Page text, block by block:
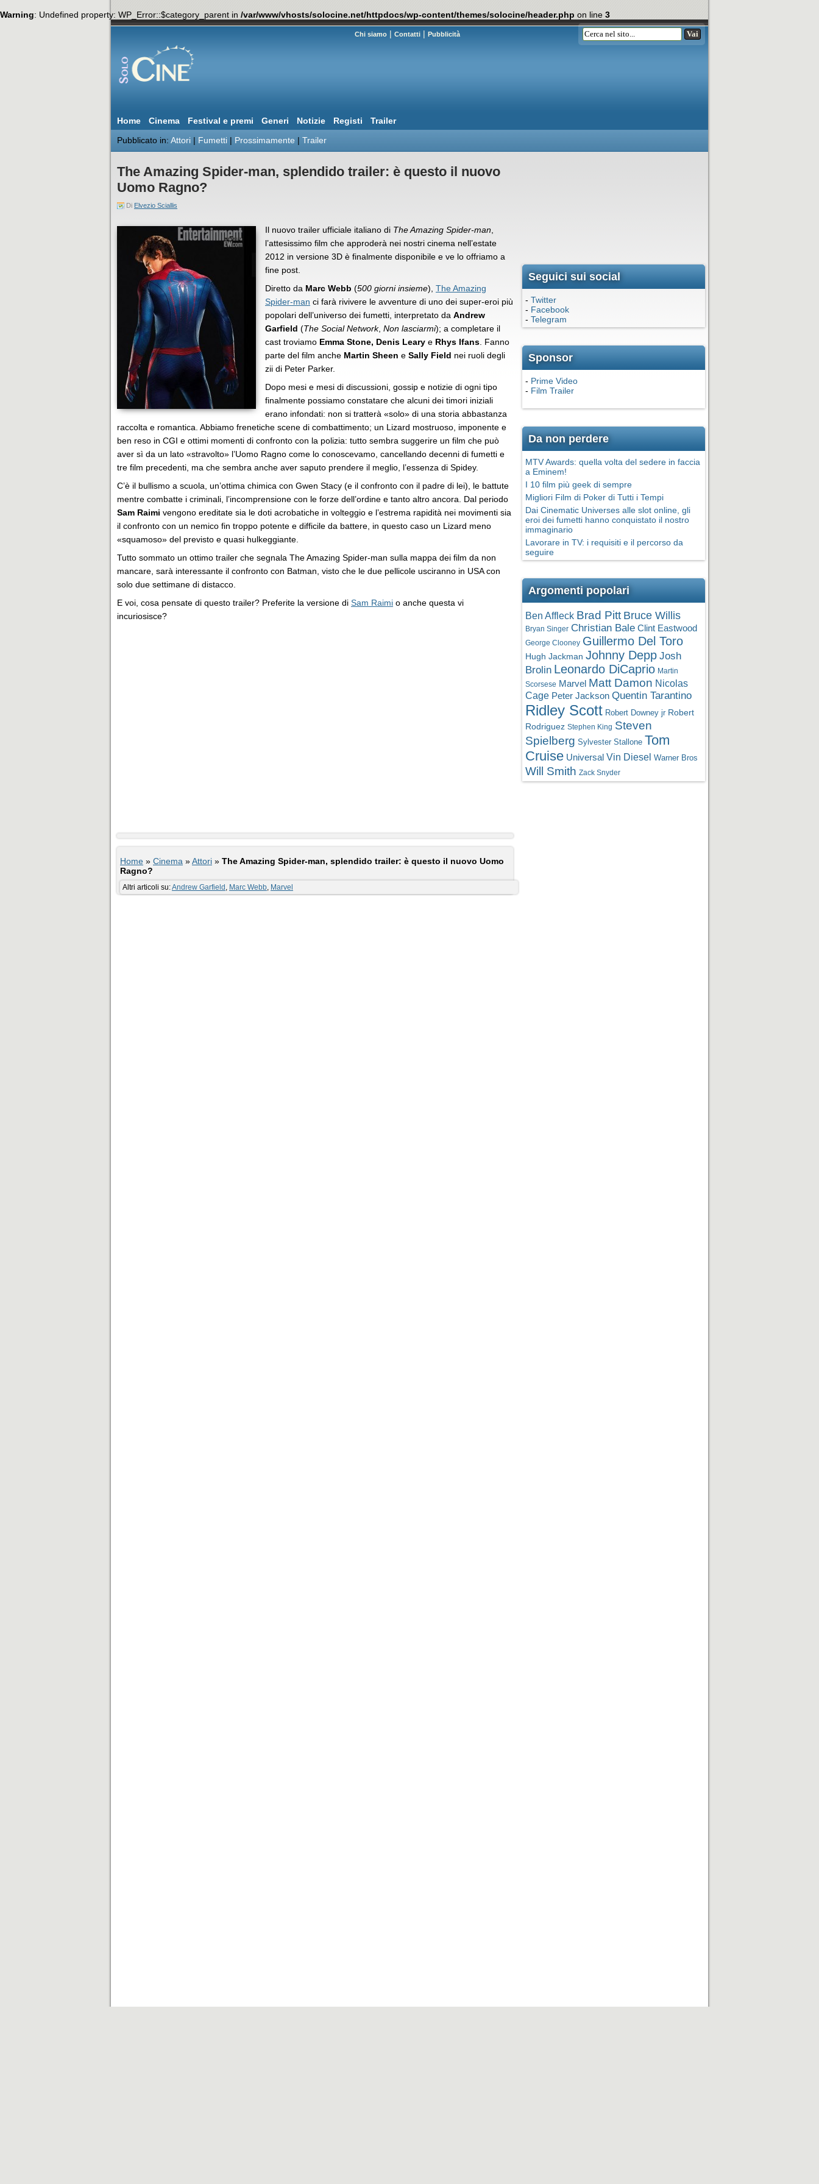
Warning: Undefined property: WP_Error::$category_parent in /var/www/vhosts/solocine.net/httpdocs/wp-content/themes/solocine/header.php on line 3
Chi siamo | Contatti | Pubblicità
Home Cinema Festival e premi Generi Notizie Registi
Trailer
Pubblicato in: Attori | Fumetti | Prossimamente | Trailer
The Amazing Spider-man, splendido trailer: è questo il nuovo
Uomo Ragno?
Di Elvezio Sciallis
Il nuovo trailer ufficiale italiano di The Amazing Spider-man
l’attesissimo film che approderà nei nostri cinema nell’estate
2012 in versione 3D è finalmente disponibile e ve lo offriamo a
fine post.
Diretto da Marc Webb (500 giorni insieme), The Amazing
Spider-man ci farà rivivere le avventure di uno dei super-eroi più
popolari dell’universo dei fumetti, interpretato da Andrew
Garfield (The Social Network, Non lasciarmi); a completare il
cast troviamo Emma Stone, Denis Leary e Rhys Ifans . Fanno
parte del film anche Martin Sheen e Sally Field nei ruoli degli
zii di Peter Parker.
Dopo mesi e mesi di discussioni, gossip e notizie di ogni tipo
finalmente possiamo constatare che alcuni dei timori iniziali
erano infondati: non si tratterà «solo» di una storia abbastanza
raccolta e romantica. Abbiamo frenetiche scene di combattimento; un Lizard mostruoso, imponente e
ben reso in CGI e ottimi momenti di confronto con la polizia: tutto sembra suggerire un film che può
aver sì da un lato «stravolto» l’Uomo Ragno come lo conoscevamo, cancellando decenni di fumetti e
tre film precedenti, ma che sembra anche aver saputo prendere il meglio, l’essenza di Spidey.
C’è il bullismo a scuola, un’ottima chimica con Gwen Stacy (e il confronto con il padre di lei), le battute
mentre combatte i criminali, l’incomprensione con le forze dell’ordine e tanto altro ancora. Dal periodo
Sam Raimi vengono ereditate sia le doti acrobatiche in volteggio e l’estrema rapidità nei movimenti sia
il confronto con un nemico fin troppo potente e difficile da battere, in questo caso un Lizard meno
«squamoso» del previsto e quasi hulkeggiante.
Tutto sommato un ottimo trailer che segnala The Amazing Spider-man sulla mappa dei film da non
mancare, sarà interessante il confronto con Batman, visto che le due pellicole usciranno in USA con
solo due settimane di distacco.
E voi, cosa pensate di questo trailer? Preferite la versione di Sam Raimi o anche questa vi
incuriosisce?
Home » Cinema »Attori » The Amazing Spider-man, splendido trailer: è questo il nuovo Uomo
Ragno?
Altri articoli su:Andrew Garfield , Marc Webb, Marvel
Seguici sui social
- Twitter
- Facebook
- Telegram
Sponsor
- Prime Video
- Film Trailer
Da non perdere
MTV Awards: quella volta del sedere in faccia
a Eminem!
I 10 film più geek di sempre
Migliori Film di Poker di Tutti i Tempi
Dai Cinematic Universes alle slot online, gli
eroi dei fumetti hanno conquistato il nostro
immaginario
Lavorare in TV: i requisiti e il percorso da
seguire
Argomenti popolari
Ben Affleck Brad Pitt Bruce Willis
Bryan Singer Christian Bale Clint Eastwood
George Clooney Guillermo Del Toro
Hugh Jackman Johnny Depp Josh
Brolin Leonardo DiCaprio Martin
Scorsese Marvel Matt Damon Nicolas
Cage Peter Jackson Quentin Tarantino
Ridley Scott Robert Downey jr Robert
Rodriguez Stephen King Steven
Spielberg Sylvester Stallone Tom
Cruise Universal Vin Diesel Warner Bros
Will Smith Zack Snyder